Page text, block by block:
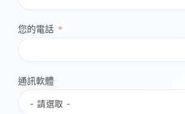
您的電話
通訊軟體